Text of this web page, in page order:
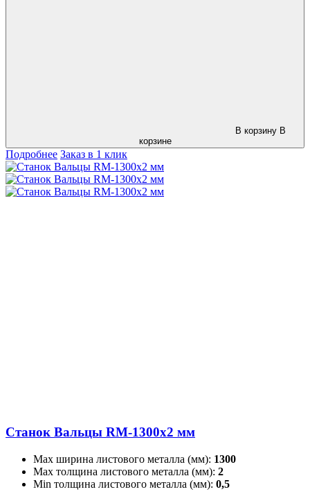
В корзину В
корзине
Подробнее Заказ в 1 клик
Станок Вальцы RM-1300x2 мм
Max ширина листового металла (мм): 1300
Max толщина листового металла (мм): 2
Min толщина листового металла (мм): 0,5